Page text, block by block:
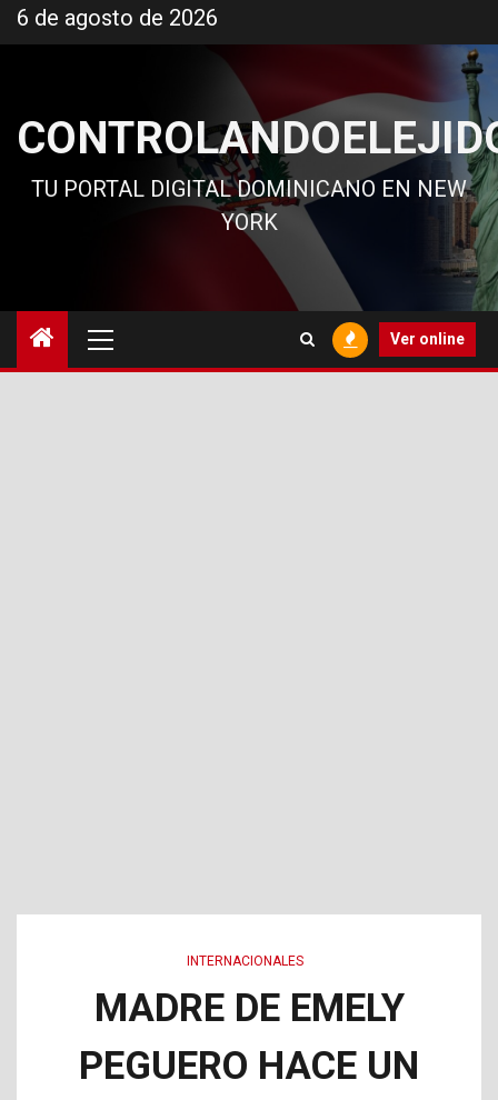
al
6 de agosto de 2026
TU PORTAL DIGITAL DOMINICANO EN NEW
YORK
principal
Ver online
INTERNACIONALES
MADRE DE EMELY
PEGUERO HACE UN